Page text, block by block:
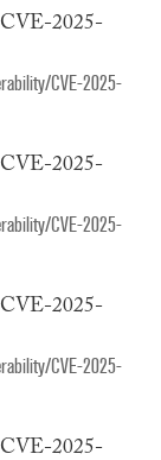
CVE-2025-
CVE-2025-
CVE-2025-
CVE-2025-
CVE-2025-
CVE-2025-
CVE-2025-